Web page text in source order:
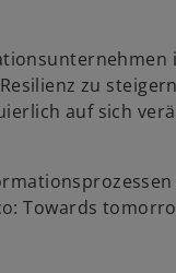
zu
auf sich
Towards